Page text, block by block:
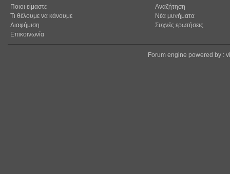
Ποιοι είμαστε
Τι θέλουμε να κάνουμε
Διαφήμιση
Επικοινωνία
Αναζήτηση
Νέα μυνήματα
Συχνές ερωτήσεις
Forum engine powered by :